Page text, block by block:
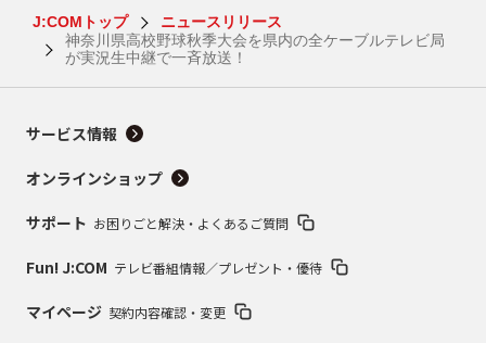
J:COMトップ
ニュースリリース
神奈川県高校野球秋季大会を県内の全ケーブルテレビ局
が実況生中継で一斉放送！
サービス情報
オンラインショップ
サポート お困りごと解決・よくあるご質問
Fun! J:COM テレビ番組情報／プレゼント・優待
マイページ 契約内容確認・変更